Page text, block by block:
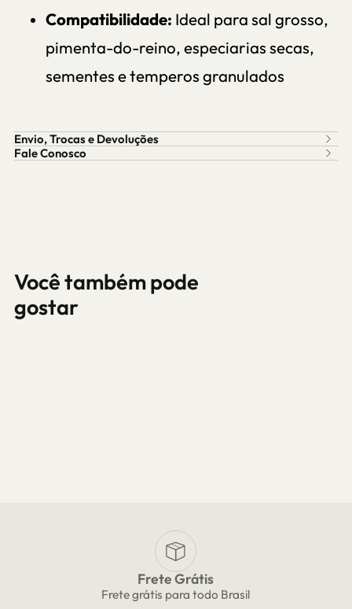
Compatibilidade: Ideal para sal grosso,
pimenta-do-reino, especiarias secas,
sementes e temperos granulados
Envio, Trocas e Devoluções
Fale Conosco
Você também pode
gostar
Frete Grátis
Frete grátis para todo Brasil